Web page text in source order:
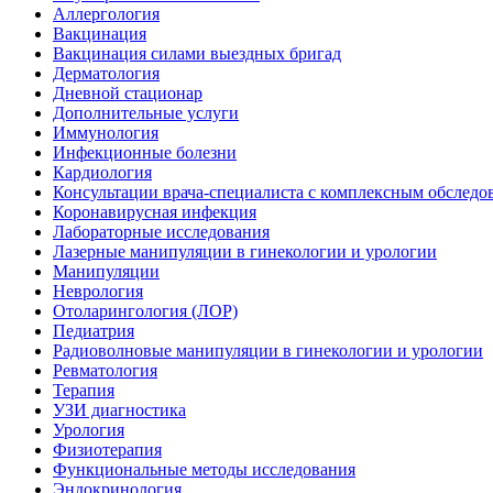
Аллергология
Вакцинация
Вакцинация силами выездных бригад
Дерматология
Дневной стационар
Дополнительные услуги
Иммунология
Инфекционные болезни
Кардиология
Консультации врача-специалиста с комплексным
Коронавирусная инфекция
Лабораторные исследования
Лазерные манипуляции в гинекологии и урологии
Манипуляции
Неврология
Отоларингология (ЛОР)
Педиатрия
Радиоволновые манипуляции в гинекологии и урологии
Ревматология
Терапия
УЗИ диагностика
Урология
Физиотерапия
Функциональные методы исследования
Эндокринология